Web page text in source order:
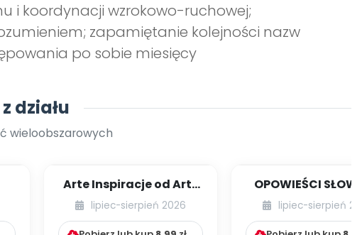
i koordynacji wzrokowo-ruchowej;
zapamiętanie kolejności nazw
po sobie miesięcy
działu
wieloobszarowych
Arte Inspiracje od Art-
Teacherka [cz. 1]
lipiec-sierpień 2026
OPOWIEŚCI
RUCHOWE NA
lipiec-sierpień